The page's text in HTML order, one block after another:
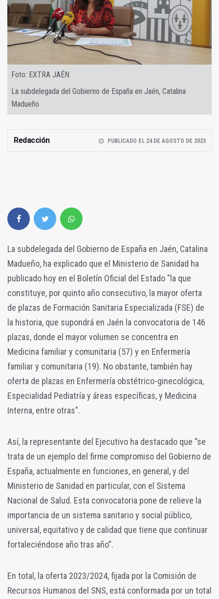
Foto: EXTRA JAÉN
La subdelegada del Gobierno de España en Jaén, Catalina
Madueño
Redacción PUBLICADO EL 24 DE AGOSTO DE 2023
La subdelegada del Gobierno de España en Jaén, Catalina
Madueño, ha explicado que el Ministerio de Sanidad ha
publicado hoy en el Boletín Oficial del Estado "la que
constituye, por quinto año consecutivo, la mayor oferta
de plazas de Formación Sanitaria Especializada (FSE) de
la historia, que supondrá en Jaén la convocatoria de 146
plazas, donde el mayor volumen se concentra en
Medicina familiar y comunitaria (57) y en Enfermería
familiar y comunitaria (19). No obstante, también hay
oferta de plazas en Enfermería obstétrico-ginecológica,
Especialidad Pediatría y áreas específicas, y Medicina
Interna, entre otras".
Así, la representante del Ejecutivo ha destacado que “se
trata de un ejemplo del firme compromiso del Gobierno de
España, actualmente en funciones, en general, y del
Ministerio de Sanidad en particular, con el Sistema
Nacional de Salud. Esta convocatoria pone de relieve la
importancia de un sistema sanitario y social público,
universal, equitativo y de calidad que tiene que continuar
fortaleciéndose año tras año”.
En total, la oferta 2023/2024, fijada por la Comisión de
Recursos Humanos del SNS, está conformada por un total